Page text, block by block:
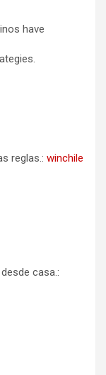
have
reglas.: winchile
casa.: